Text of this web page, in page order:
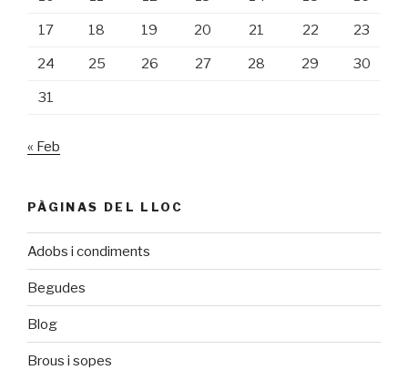
17 18 19 20 21 22 23
24 25 26 27 28 29 30
31
« Feb
PÀGINAS DEL LLOC
Adobs i condiments
Begudes
Blog
Brous i sopes